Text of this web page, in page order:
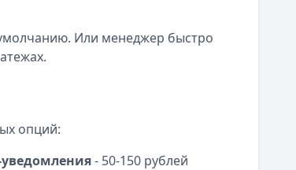
умолчанию. Или менеджер быстро
опций:
уведомления- 50-150 рублей